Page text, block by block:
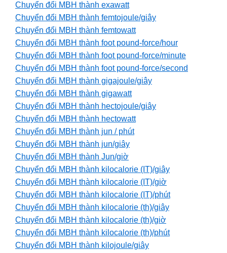
Chuyển đổi MBH thành exawatt
Chuyển đổi MBH thành femtojoule/giây
Chuyển đổi MBH thành femtowatt
Chuyển đổi MBH thành foot pound-force/hour
Chuyển đổi MBH thành foot pound-force/minute
Chuyển đổi MBH thành foot pound-force/second
Chuyển đổi MBH thành gigajoule/giây
Chuyển đổi MBH thành gigawatt
Chuyển đổi MBH thành hectojoule/giây
Chuyển đổi MBH thành hectowatt
Chuyển đổi MBH thành jun / phút
Chuyển đổi MBH thành jun/giây
Chuyển đổi MBH thành Jun/giờ
Chuyển đổi MBH thành kilocalorie (IT)/giây
Chuyển đổi MBH thành kilocalorie (IT)/giờ
Chuyển đổi MBH thành kilocalorie (IT)/phút
Chuyển đổi MBH thành kilocalorie (th)/giây
Chuyển đổi MBH thành kilocalorie (th)/giờ
Chuyển đổi MBH thành kilocalorie (th)/phút
Chuyển đổi MBH thành kilojoule/giây